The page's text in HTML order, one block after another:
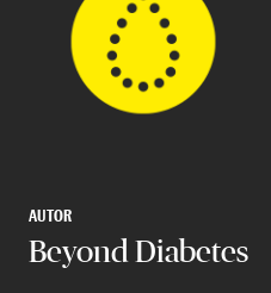
AUTOR
Beyond Diabetes